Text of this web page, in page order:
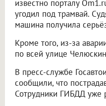
известно порталу
угодил под трамвай.
машина получила
Кроме того, из-за
по всей улице
В пресс-службе
сообщили, что
Сотрудники ГИБДД уже